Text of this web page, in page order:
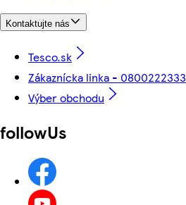
Kontaktujte nás
Tesco.sk
Zákaznícka linka - 0800222333
Výber obchodu
followUs